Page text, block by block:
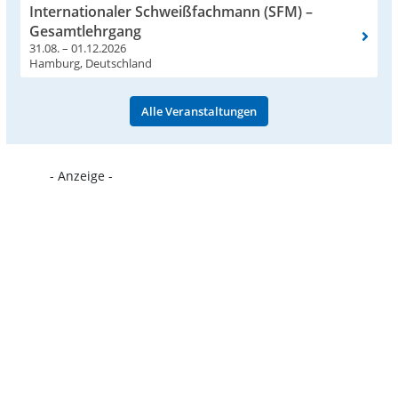
Internationaler Schweißfachmann (SFM) –
Gesamtlehrgang
31.08. – 01.12.2026
Hamburg, Deutschland
Alle Veranstaltungen
- Anzeige -